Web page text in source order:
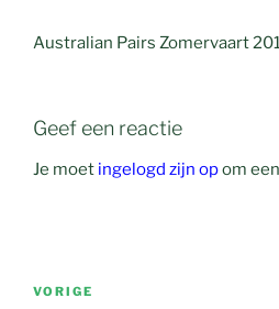
Australian Pairs Zomervaart
Geef een reactie
Je moet ingelogd zijn opom
Bericht
Vorig
VORIGE